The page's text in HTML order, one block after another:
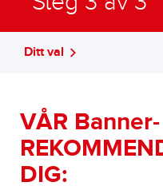
Ditt val
VÅR Banner-
DIG: